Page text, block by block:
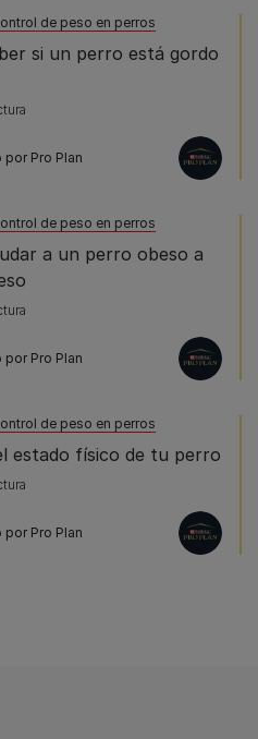
de peso en perros
si un perro está gordo
por Pro Plan
de peso en perros
a un perro obeso a
por Pro Plan
de peso en perros
estado físico de tu perro
por Pro Plan